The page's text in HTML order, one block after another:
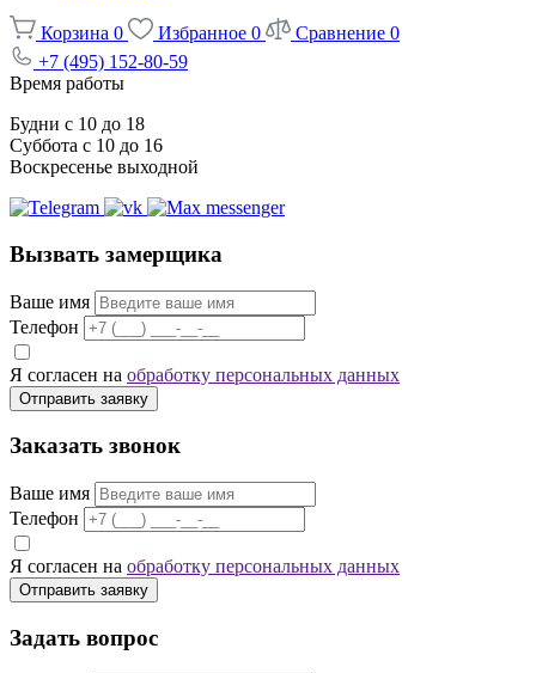
Корзина 0 Избранное 0 Сравнение 0
+7 (495) 152-80-59
Время работы
Будни с 10 до 18
Суббота с 10 до 16
Воскресенье выходной
Вызвать замерщика
Ваше имя
Телефон
Я согласен на обработку персональных данных
Отправить заявку
Заказать звонок
Ваше имя
Телефон
Я согласен на обработку персональных данных
Отправить заявку
Задать вопрос